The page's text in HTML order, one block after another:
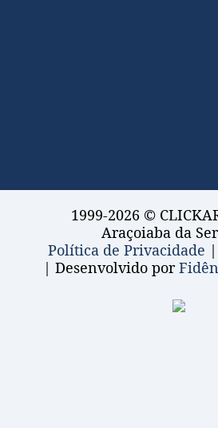
1999-2026 ©
Araçoiaba da
Política de Privacidade |
| Desenvolvido por